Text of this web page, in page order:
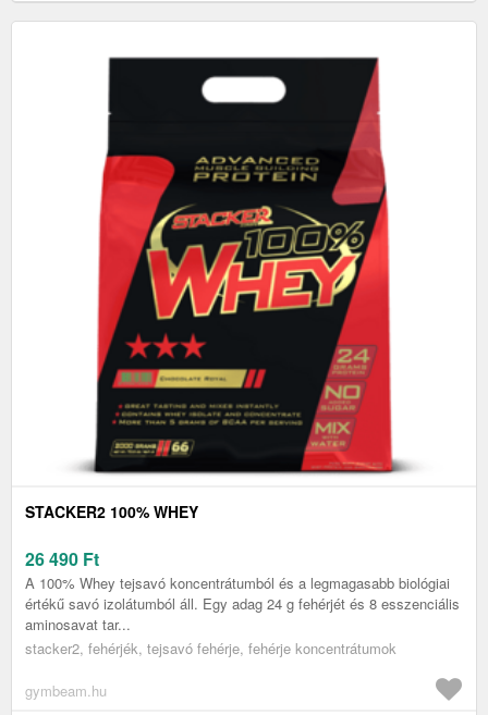
STACKER2 100% WHEY
26 490 Ft
A 100% Whey tejsavó koncentrátumból és a legmagasabb biológiai
értékű savó izolátumból áll. Egy adag 24 g fehérjét és 8 esszenciális
aminosavat tar...
stacker2, fehérjék, tejsavó fehérje, fehérje koncentrátumok
gymbeam.hu